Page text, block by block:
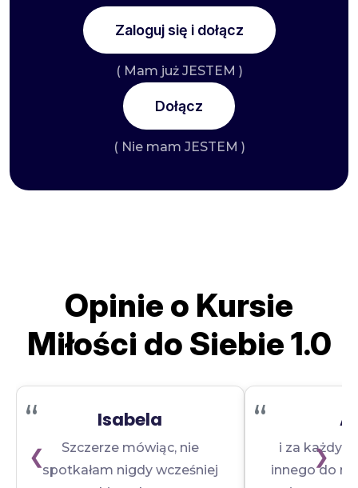
Zaloguj się i dołącz
( Mam już JESTEM )
Dołącz
( Nie mam JESTEM )
Opinie o Kursie
Miłości do Siebie 1.0
❮
“ Isabela
Szczerze mówiąc, nie
spotkałam nigdy wcześniej
“
i za
innego do
❯